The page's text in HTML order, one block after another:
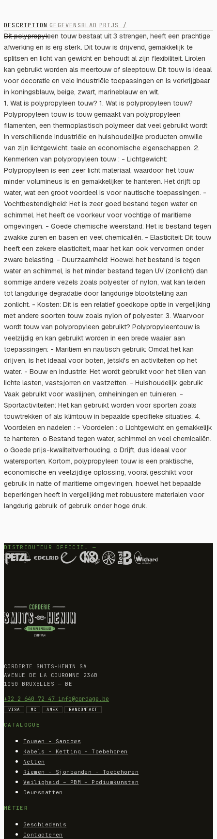
DESCRIPTION GEGEVENSBLAD PRIJS /
Dit polypropyleen touw bestaat uit 3 strengen, heeft een prachtige
afwerking en is erg sterk. Dit touw is drijvend, gemakkelijk te
splitsen en licht van gewicht en behoudt al zijn flexibiliteit. Lirolen
kan gebruikt worden als meertouw of sleeptouw. Dit touw is ideaal
voor decoratie en vele industriële toepassingen en is verkrijgbaar
in koningsblauw, beige, zwart, marineblauw en wit.
1. Wat is polypropyleen touw? 1. Wat is polypropyleen touw?
Polypropyleen touw is touw gemaakt van polypropyleen
filamenten, een thermoplastisch polymeer dat veel gebruikt wordt
in verschillende industriële en huishoudelijke producten omwille
van zijn lichtgewicht, taaie en economische eigenschappen. 2.
Kenmerken van polypropyleen touw : - Lichtgewicht:
Polypropyleen is een zeer licht materiaal, waardoor het touw
minder volumineus is en gemakkelijker te hanteren. Het drijft op
water, wat een groot voordeel is voor nautische toepassingen. -
Vochtbestendigheid: Het is zeer goed bestand tegen water en
schimmel. Het heeft de voorkeur voor vochtige of maritieme
omgevingen. - Goede chemische weerstand: Het is bestand tegen
zwakke zuren en basen en veel chemicaliën. - Elasticiteit: Dit touw
heeft een zekere elasticiteit, maar het kan ook vervormen onder
zware belasting. - Duurzaamheid: Hoewel het bestand is tegen
water en schimmel, is het minder bestand tegen UV (zonlicht) dan
sommige andere vezels zoals polyester of nylon, wat kan leiden
tot langdurige degradatie door langdurige blootstelling aan
zonlicht. - Kosten: Dit is een relatief goedkope optie in vergelijking
met andere soorten touw zoals nylon of polyester. 3. Waarvoor
wordt touw van polypropyleen gebruikt? Polypropyleentouw is
veelzijdig en kan gebruikt worden in een brede waaier aan
toepassingen: - Maritiem en nautisch gebruik: Omdat het kan
drijven, is het ideaal voor boten, jetski's en activiteiten op het
water. - Bouw en industrie: Het wordt gebruikt voor het tillen van
lichte lasten, vastsjorren en vastzetten. - Huishoudelijk gebruik:
Vaak gebruikt voor waslijnen, omheiningen en tuinieren. -
Sportactiviteiten: Het kan gebruikt worden voor sporten zoals
touwtrekken of als klimtouw in bepaalde specifieke situaties. 4.
Voordelen en nadelen : - Voordelen : o Lichtgewicht en gemakkelijk
te hanteren. o Bestand tegen water, schimmel en veel chemicaliën.
o Goede prijs-kwaliteitverhouding. o Drijft, dus ideaal voor
watersporten. Kortom, polypropyleen touw is een praktische,
economische en veelzijdige oplossing, vooral geschikt voor
gebruik in natte of maritieme omgevingen, hoewel het bepaalde
beperkingen heeft in vergelijking met robuustere materialen voor
langdurig gebruik of gebruik onder hoge druk.
DISTRIBUTEUR OFFICIEL —
CORDERIE SMITS-HENIN SA
AVENUE DE LA COURONNE 236B
1050 BRUXELLES — BE
+32 2 640 72 47 info@cordage.be
VISA MC AMEX BANCONTACT
CATALOGUE
Touwen - Sandows
Kabels - Ketting - Toebehoren
Netten
Riemen - Sjorbanden - Toebehoren
Veiligheid – PBM – Podiumkunsten
Deursmatten
MÉTIER
Geschiedenis
Contacteren